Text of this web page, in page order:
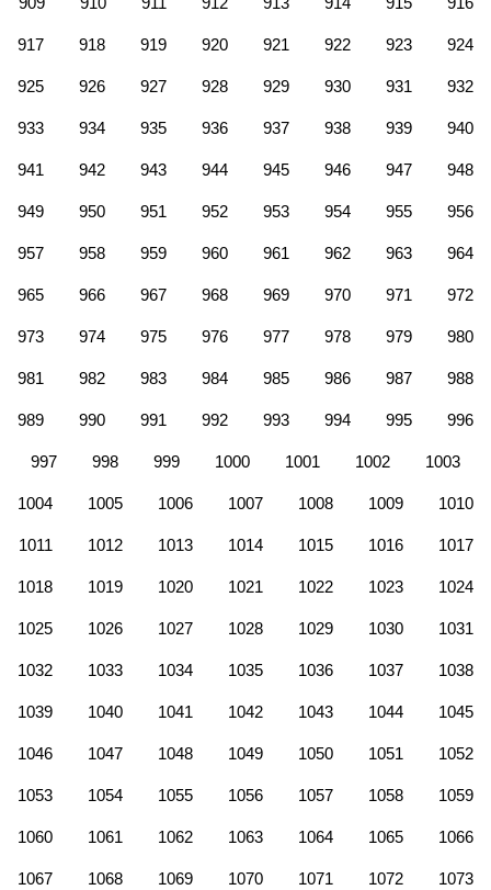
917 918 919 920 921 922 923 924
925 926 927 928 929 930 931 932
933 934 935 936 937 938 939 940
941 942 943 944 945 946 947 948
949 950 951 952 953 954 955 956
957 958 959 960 961 962 963 964
965 966 967 968 969 970 971 972
973 974 975 976 977 978 979 980
981 982 983 984 985 986 987 988
989 990 991 992 993 994 995 996
997 998 999 1000 1001 1002 1003
1004 1005 1006 1007 1008 1009 1010
1011 1012 1013 1014 1015 1016 1017
1018 1019 1020 1021 1022 1023 1024
1025 1026 1027 1028 1029 1030 1031
1032 1033 1034 1035 1036 1037 1038
1039 1040 1041 1042 1043 1044 1045
1046 1047 1048 1049 1050 1051 1052
1053 1054 1055 1056 1057 1058 1059
1060 1061 1062 1063 1064 1065 1066
1067 1068 1069 1070 1071 1072 1073